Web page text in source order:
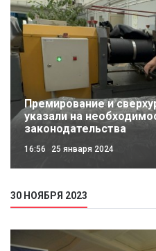
Премирование и
указали на
законодательства
16:56 25 января 2024
30 НОЯБРЯ 2023